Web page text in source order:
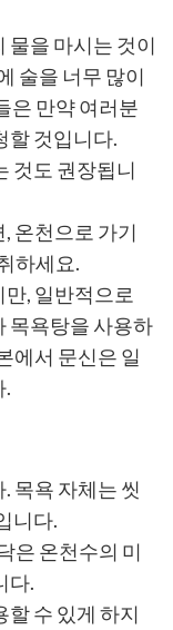
물을 마시는 것이
술을 너무 많이
은 만약 여러분
할 것입니다.
것도 권장됩니
온천으로 가기
하세요.
, 일반적으로
목욕탕을 사용하
에서 문신은 일
.
목욕 자체는 씻
니다.
은 온천수의 미
다.
할 수 있게 하지